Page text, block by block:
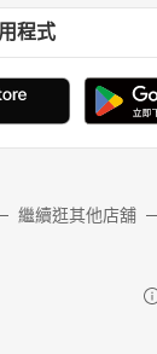
程式
繼續逛其他店舖